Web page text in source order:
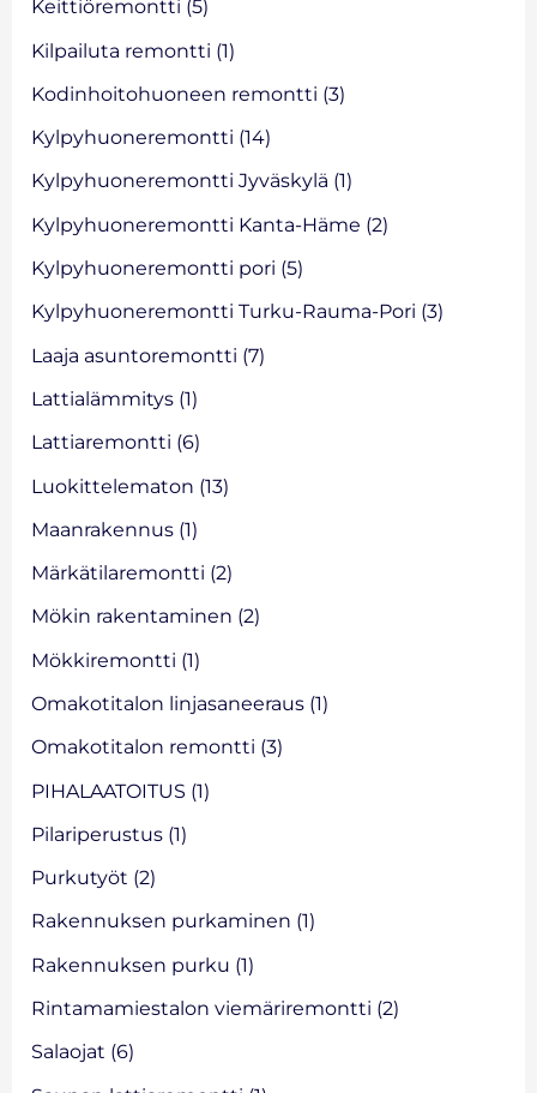
Keittiöremontti (5)
Kilpailuta remontti (1)
Kodinhoitohuoneen remontti (3)
Kylpyhuoneremontti (14)
Kylpyhuoneremontti Jyväskylä (1)
Kylpyhuoneremontti Kanta-Häme (2)
Kylpyhuoneremontti pori (5)
Kylpyhuoneremontti Turku-Rauma-Pori (3)
Laaja asuntoremontti (7)
Lattialämmitys (1)
Lattiaremontti (6)
Luokittelematon (13)
Maanrakennus (1)
Märkätilaremontti (2)
Mökin rakentaminen (2)
Mökkiremontti (1)
Omakotitalon linjasaneeraus (1)
Omakotitalon remontti (3)
PIHALAATOITUS (1)
Pilariperustus (1)
Purkutyöt (2)
Rakennuksen purkaminen (1)
Rakennuksen purku (1)
Rintamamiestalon viemäriremontti (2)
Salaojat (6)